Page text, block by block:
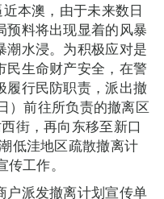
本澳，由于未来数日
预料将出现显着的风暴
潮水浸。为积极应对是
民生命财产安全，在警
履行民防职责，派出撤
）前往所负责的撤离区
街，再向东移至新口
低洼地区疏散撤离计
工作。
户派发撤离计划宣传单